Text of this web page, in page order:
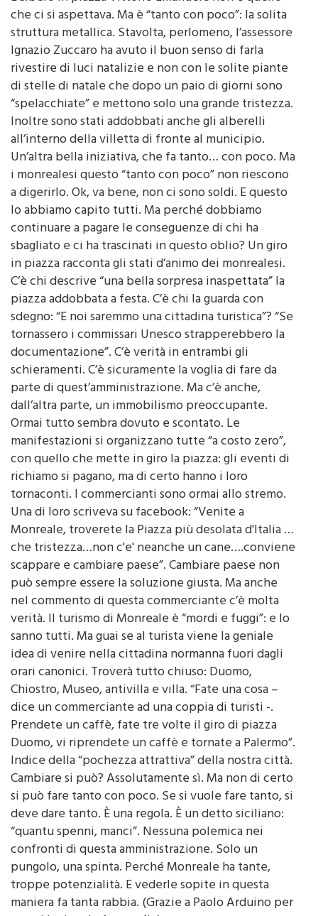
struttura metallica. Stavolta, perlomeno, l’assessore
Ignazio Zuccaro ha avuto il buon senso di farla
rivestire di luci natalizie e non con le solite piante
di stelle di natale che dopo un paio di giorni sono
“spelacchiate” e mettono solo una grande tristezza.
Inoltre sono stati addobbati anche gli alberelli
all’interno della villetta di fronte al municipio.
Un’altra bella iniziativa, che fa tanto… con poco. Ma
i monrealesi questo “tanto con poco” non riescono
a digerirlo. Ok, va bene, non ci sono soldi. E questo
lo abbiamo capito tutti. Ma perché dobbiamo
continuare a pagare le conseguenze di chi ha
sbagliato e ci ha trascinati in questo oblio? Un giro
in piazza racconta gli stati d’animo dei monrealesi.
C’è chi descrive “una bella sorpresa inaspettata” la
piazza addobbata a festa. C’è chi la guarda con
sdegno: “E noi saremmo una cittadina turistica”? “Se
tornassero i commissari Unesco strapperebbero la
documentazione”. C’è verità in entrambi gli
schieramenti. C’è sicuramente la voglia di fare da
parte di quest’amministrazione. Ma c’è anche,
dall’altra parte, un immobilismo preoccupante.
Ormai tutto sembra dovuto e scontato. Le
manifestazioni si organizzano tutte “a costo zero”,
con quello che mette in giro la piazza: gli eventi di
richiamo si pagano, ma di certo hanno i loro
tornaconti. I commercianti sono ormai allo stremo.
Una di loro scriveva su facebook: “Venite a
Monreale, troverete la Piazza più desolata d'Italia …
che tristezza…non c'e' neanche un cane….conviene
scappare e cambiare paese”. Cambiare paese non
può sempre essere la soluzione giusta. Ma anche
nel commento di questa commerciante c’è molta
verità. Il turismo di Monreale è “mordi e fuggi”: e lo
sanno tutti. Ma guai se al turista viene la geniale
idea di venire nella cittadina normanna fuori dagli
orari canonici. Troverà tutto chiuso: Duomo,
Chiostro, Museo, antivilla e villa. “Fate una cosa –
dice un commerciante ad una coppia di turisti -.
Prendete un caffè, fate tre volte il giro di piazza
Duomo, vi riprendete un caffè e tornate a Palermo”.
Indice della “pochezza attrattiva” della nostra città.
Cambiare si può? Assolutamente sì. Ma non di certo
si può fare tanto con poco. Se si vuole fare tanto, si
deve dare tanto. È una regola. È un detto siciliano:
“quantu spenni, manci”. Nessuna polemica nei
confronti di questa amministrazione. Solo un
pungolo, una spinta. Perché Monreale ha tante,
troppe potenzialità. E vederle sopite in questa
maniera fa tanta rabbia. (Grazie a Paolo Arduino per
averci inviato le fotografie)